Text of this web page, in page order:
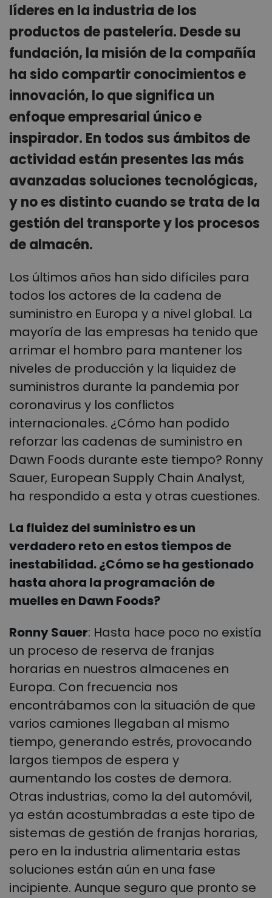
líderes en la industria de los
productos de pastelería. Desde su
fundación, la misión de la compañía
ha sido compartir conocimientos e
innovación, lo que significa un
enfoque empresarial único e
inspirador. En todos sus ámbitos de
actividad están presentes las más
avanzadas soluciones tecnológicas,
y no es distinto cuando se trata de la
gestión del transporte y los procesos
de almacén.
Los últimos años han sido difíciles para
todos los actores de la cadena de
suministro en Europa y a nivel global. La
mayoría de las empresas ha tenido que
arrimar el hombro para mantener los
niveles de producción y la liquidez de
suministros durante la pandemia por
coronavirus y los conflictos
internacionales. ¿Cómo han podido
reforzar las cadenas de suministro en
Dawn Foods durante este tiempo? Ronny
Sauer, European Supply Chain Analyst,
ha respondido a esta y otras cuestiones.
La fluidez del suministro es un
verdadero reto en estos tiempos de
inestabilidad. ¿Cómo se ha gestionado
hasta ahora la programación de
muelles en Dawn Foods?
Ronny Sauer: Hasta hace poco no existía
un proceso de reserva de franjas
horarias en nuestros almacenes en
Europa. Con frecuencia nos
encontrábamos con la situación de que
varios camiones llegaban al mismo
tiempo, generando estrés, provocando
largos tiempos de espera y
aumentando los costes de demora.
Otras industrias, como la del automóvil,
ya están acostumbradas a este tipo de
sistemas de gestión de franjas horarias,
pero en la industria alimentaria estas
soluciones están aún en una fase
incipiente. Aunque seguro que pronto se